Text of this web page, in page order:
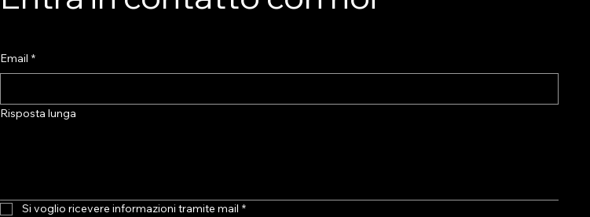
Email *
Risposta lunga
Si voglio ricevere informazioni tramite mail *